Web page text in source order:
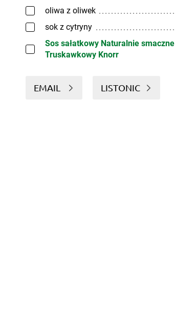
oliwa z oliwek
sok z cytryny
Sos sałatkowy Naturalnie smaczne
Truskawkowy Knorr
EMAIL LISTONIC